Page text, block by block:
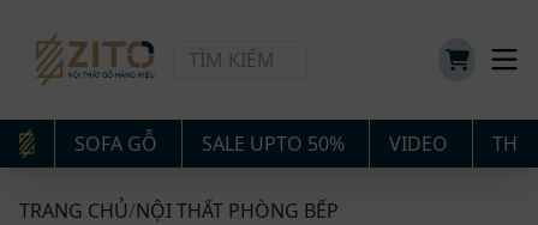
SOFA GỖ SALE UPTO 50% VIDEO
TRANG CHỦ/NỘI THẤT PHÒNG BẾP